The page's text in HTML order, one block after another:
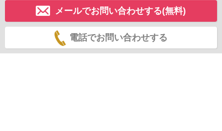
メールでお問い合わせする(無料)
電話でお問い合わせする